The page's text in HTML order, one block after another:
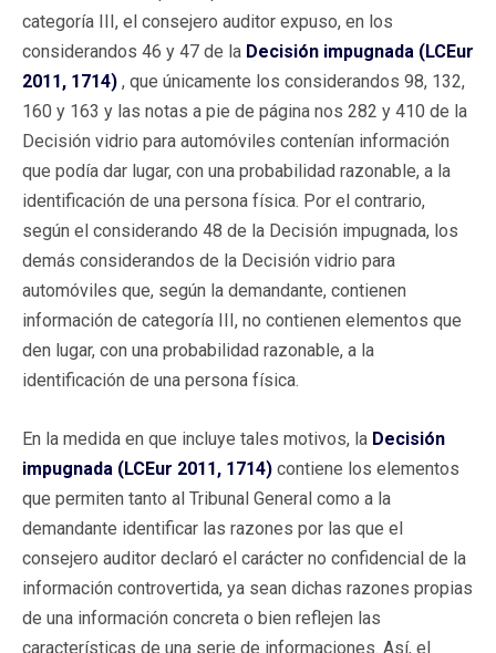
categoría III, el consejero auditor expuso, en los
considerandos 46 y 47 de la Decisión impugnada (LCEur
2011, 1714) , que únicamente los considerandos 98, 132,
160 y 163 y las notas a pie de página nos 282 y 410 de la
Decisión vidrio para automóviles contenían información
que podía dar lugar, con una probabilidad razonable, a la
identificación de una persona física. Por el contrario,
según el considerando 48 de la Decisión impugnada, los
demás considerandos de la Decisión vidrio para
automóviles que, según la demandante, contienen
información de categoría III, no contienen elementos que
den lugar, con una probabilidad razonable, a la
identificación de una persona física.
En la medida en que incluye tales motivos, la Decisión
impugnada (LCEur 2011, 1714) contiene los elementos
que permiten tanto al Tribunal General como a la
demandante identificar las razones por las que el
consejero auditor declaró el carácter no confidencial de la
información controvertida, ya sean dichas razones propias
de una información concreta o bien reflejen las
características de una serie de informaciones. Así, el